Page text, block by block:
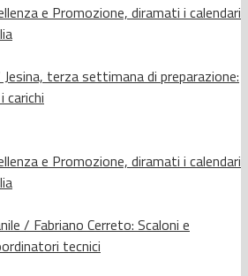
e Promozione, diramati i calendari
Jesina, terza settimana di preparazione:
carichi
e Promozione, diramati i calendari
/ Fabriano Cerreto: Scaloni e
tecnici